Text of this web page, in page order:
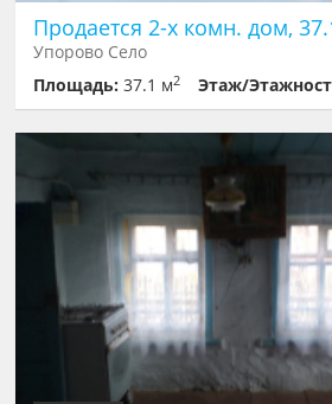
Продается 2-х комн. дом,
Упорово Село
Площадь:37.1 м2 Этаж/